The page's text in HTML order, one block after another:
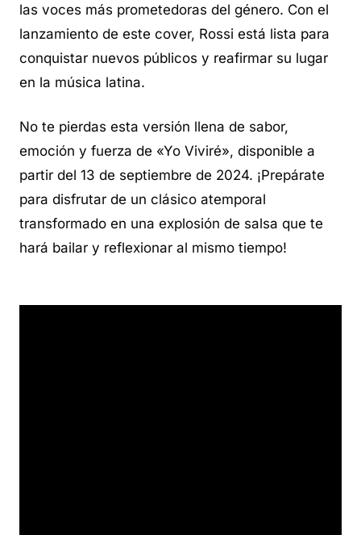
las voces más prometedoras del género. Con el
lanzamiento de este cover, Rossi está lista para
conquistar nuevos públicos y reafirmar su lugar
en la música latina.
No te pierdas esta versión llena de sabor,
emoción y fuerza de «Yo Viviré», disponible a
partir del 13 de septiembre de 2024. ¡Prepárate
para disfrutar de un clásico atemporal
transformado en una explosión de salsa que te
hará bailar y reflexionar al mismo tiempo!